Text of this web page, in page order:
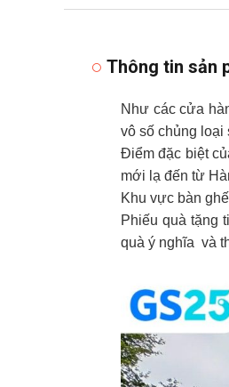
Thông tin sản
Như các cửa
vô số chủng loại
Điểm đặc biệt
mới lạ đến từ
Khu vực bàn
Phiếu quà tặng
quà ý nghĩa và